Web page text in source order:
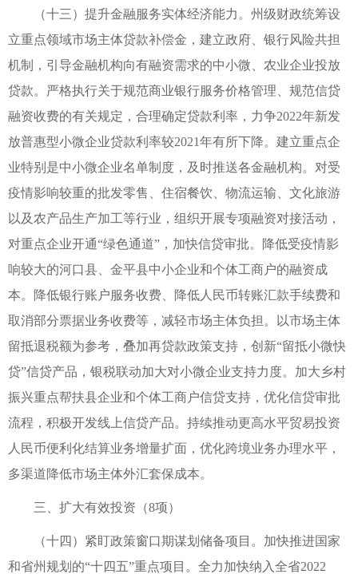
（十三）提升金融服务实体经济能力。州级财政统筹设
立重点领域市场主体贷款补偿金，建立政府、银行风险共担
机制，引导金融机构向有融资需求的中小微、农业企业投放
贷款。严格执行关于规范商业银行服务价格管理、规范信贷
融资收费的有关规定，合理确定贷款利率，力争2022年新发
放普惠型小微企业贷款利率较2021年有所下降。建立重点企
业特别是中小微企业名单制度，及时推送各金融机构。对受
疫情影响较重的批发零售、住宿餐饮、物流运输、文化旅游
以及农产品生产加工等行业，组织开展专项融资对接活动，
对重点企业开通“绿色通道”，加快信贷审批。降低受疫情影
响较大的河口县、金平县中小企业和个体工商户的融资成
本。降低银行账户服务收费、降低人民币转账汇款手续费和
取消部分票据业务收费等，减轻市场主体负担。以市场主体
留抵退税额为参考，叠加再贷款政策支持，创新“留抵小微快
贷”信贷产品，银税联动加大对小微企业支持力度。加大乡村
振兴重点帮扶县企业和个体工商户信贷支持，优化信贷审批
流程，积极开发线上信贷产品。持续推动更高水平贸易投资
人民币便利化结算业务增量扩面，优化跨境业务办理水平，
多渠道降低市场主体外汇套保成本。
三、扩大有效投资（8项）
（十四）紧盯政策窗口期谋划储备项目。加快推进国家
和省州规划的“十四五”重点项目。全力加快纳入全省2022